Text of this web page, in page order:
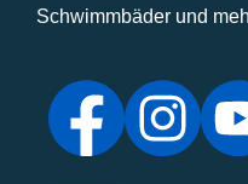
Schwimmbäder und